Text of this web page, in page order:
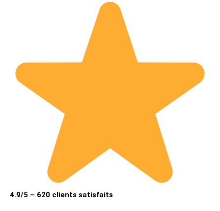
4.9/5 – 620 clients satisfaits